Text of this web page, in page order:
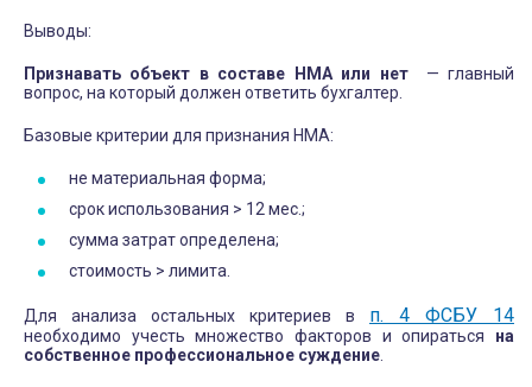
Выводы:
Признавать объект в составе НМА или нет — главный
вопрос, на который должен ответить бухгалтер.
Базовые критерии для признания НМА:
не материальная форма;
срок использования > 12 мес.;
сумма затрат определена;
стоимость > лимита.
Для анализа остальных критериев в п. 4 ФСБУ 14
необходимо учесть множество факторов и опираться на
собственное профессиональное суждение